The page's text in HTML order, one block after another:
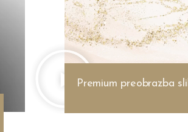
Premium preobrazba